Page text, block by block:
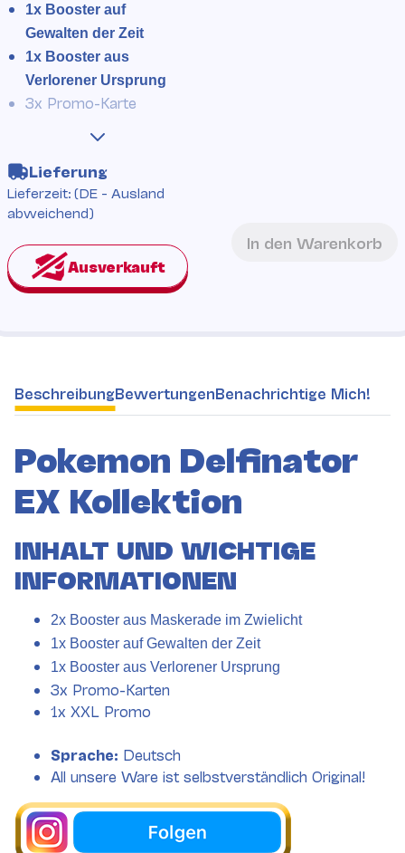
1x Booster auf
Gewalten der Zeit
1x Booster aus
Verlorener Ursprung
3x Promo-Karte
In den Warenkorb
Lieferung
Lieferzeit: (DE - Ausland
abweichend)
weitere Registerkarten anzeigen
BeschreibungBewertungenBenachrichtige Mich!
Pokemon Delfinator
EX Kollektion
INHALT UND WICHTIGE
INFORMATIONEN
2x Booster aus Maskerade im Zwielicht
1x Booster auf Gewalten der Zeit
1x Booster aus Verlorener Ursprung
3x Promo-Karten
1x XXL Promo
Sprache: Deutsch
All unsere Ware ist selbstverständlich Original!